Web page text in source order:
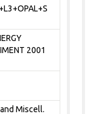
2001
Miscell.